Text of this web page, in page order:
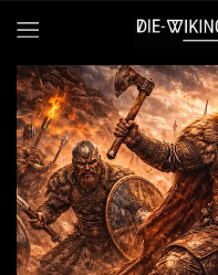
zum
Inhalt